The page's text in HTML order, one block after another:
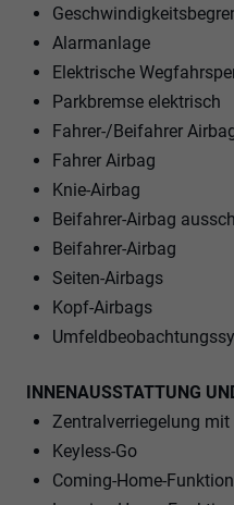
Alarmanlage
Elektrische
Parkbremse elektrisch
Fahrer-/Beifahrer
Fahrer Airbag
Knie-Airbag
Beifahrer-Airbag
Beifahrer-Airbag
Seiten-Airbags
Kopf-Airbags
INNENAUSSTATTUNG
Zentralverriegelung mit
Keyless-Go
Coming-Home-Funktion